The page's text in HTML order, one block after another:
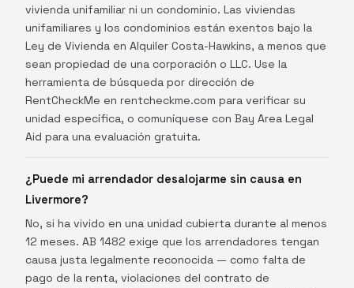
vivienda unifamiliar ni un condominio. Las viviendas
unifamiliares y los condominios están exentos bajo la
Ley de Vivienda en Alquiler Costa-Hawkins, a menos que
sean propiedad de una corporación o LLC. Use la
herramienta de búsqueda por dirección de
RentCheckMe en rentcheckme.com para verificar su
unidad específica, o comuníquese con Bay Area Legal
Aid para una evaluación gratuita.
¿Puede mi arrendador desalojarme sin causa en
Livermore?
No, si ha vivido en una unidad cubierta durante al menos
12 meses. AB 1482 exige que los arrendadores tengan
causa justa legalmente reconocida — como falta de
pago de la renta, violaciones del contrato de